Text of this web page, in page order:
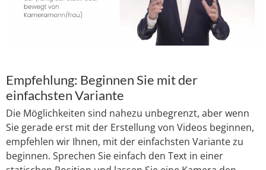
Empfehlung: Beginnen Sie mit der
einfachsten Variante
Die Möglichkeiten sind nahezu unbegrenzt, aber wenn
Sie gerade erst mit der Erstellung von Videos beginnen,
empfehlen wir Ihnen, mit der einfachsten Variante zu
beginnen. Sprechen Sie einfach den Text in einer